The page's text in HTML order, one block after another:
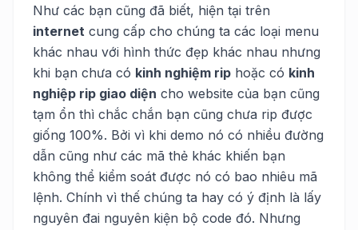
Như các bạn cũng đã biết, hiện tại trên
internet cung cấp cho chúng ta các loại menu
khác nhau với hình thức đẹp khác nhau nhưng
khi bạn chưa có kinh nghiệm rip hoặc có kinh
nghiệp rip giao diện cho website của bạn cũng
tạm ổn thì chắc chắn bạn cũng chưa rip được
giống 100%. Bởi vì khi demo nó có nhiều đường
dẫn cũng như các mã thẻ khác khiến bạn
không thể kiểm soát được nó có bao nhiêu mã
lệnh. Chính vì thế chúng ta hay có ý định là lấy
nguyên đai nguyên kiện bộ code đó. Nhưng